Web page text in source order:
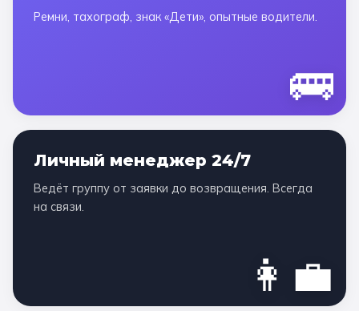
Ремни, тахограф, знак «Дети», опытные водители.
🚌
Личный менеджер 24/7
Ведёт группу от заявки до возвращения. Всегда
на связи.
👩‍💼